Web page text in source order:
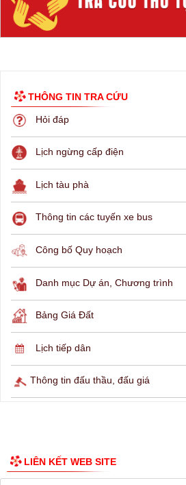
THÔNG TIN TRA CỨU
Hỏi đáp
Lịch ngừng cấp điện
Lịch tàu phà
Thông tin các tuyến xe bus
Công bố Quy hoạch
Danh mục Dự án, Chương trình
Bảng Giá Đất
Lịch tiếp dân
Thông tin đấu thầu, đấu giá
LIÊN KẾT WEB SITE